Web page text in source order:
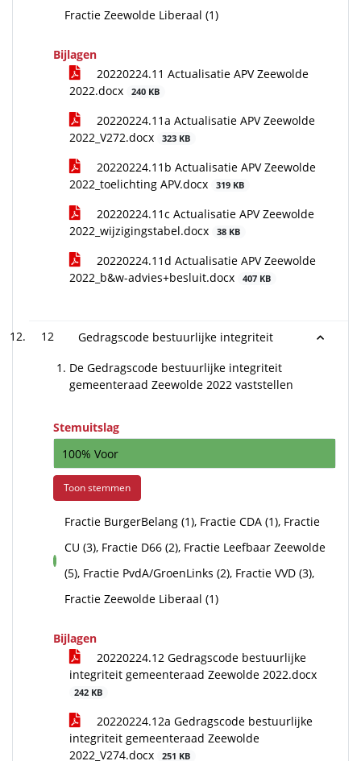
Fractie Zeewolde Liberaal (1)
Bijlagen
20220224.11 Actualisatie APV Zeewolde
2022.docx
240 KB
20220224.11a Actualisatie APV Zeewolde
2022_V272.docx
323 KB
20220224.11b Actualisatie APV Zeewolde
2022_toelichting APV.docx
319 KB
20220224.11c Actualisatie APV Zeewolde
2022_wijzigingstabel.docx
38 KB
20220224.11d Actualisatie APV Zeewolde
2022_b&w-advies+besluit.docx
407 KB
12
Gedragscode bestuurlijke integriteit
De Gedragscode bestuurlijke integriteit
gemeenteraad Zeewolde 2022 vaststellen
Stemuitslag
100% Voor
Toon stemmen
voor
Fractie BurgerBelang (1), Fractie CDA (1), Fractie
CU (3), Fractie D66 (2), Fractie Leefbaar Zeewolde
(5), Fractie PvdA/GroenLinks (2), Fractie VVD (3),
Fractie Zeewolde Liberaal (1)
Bijlagen
20220224.12 Gedragscode bestuurlijke
integriteit gemeenteraad Zeewolde 2022.docx
242 KB
20220224.12a Gedragscode bestuurlijke
integriteit gemeenteraad Zeewolde
2022_V274.docx
251 KB